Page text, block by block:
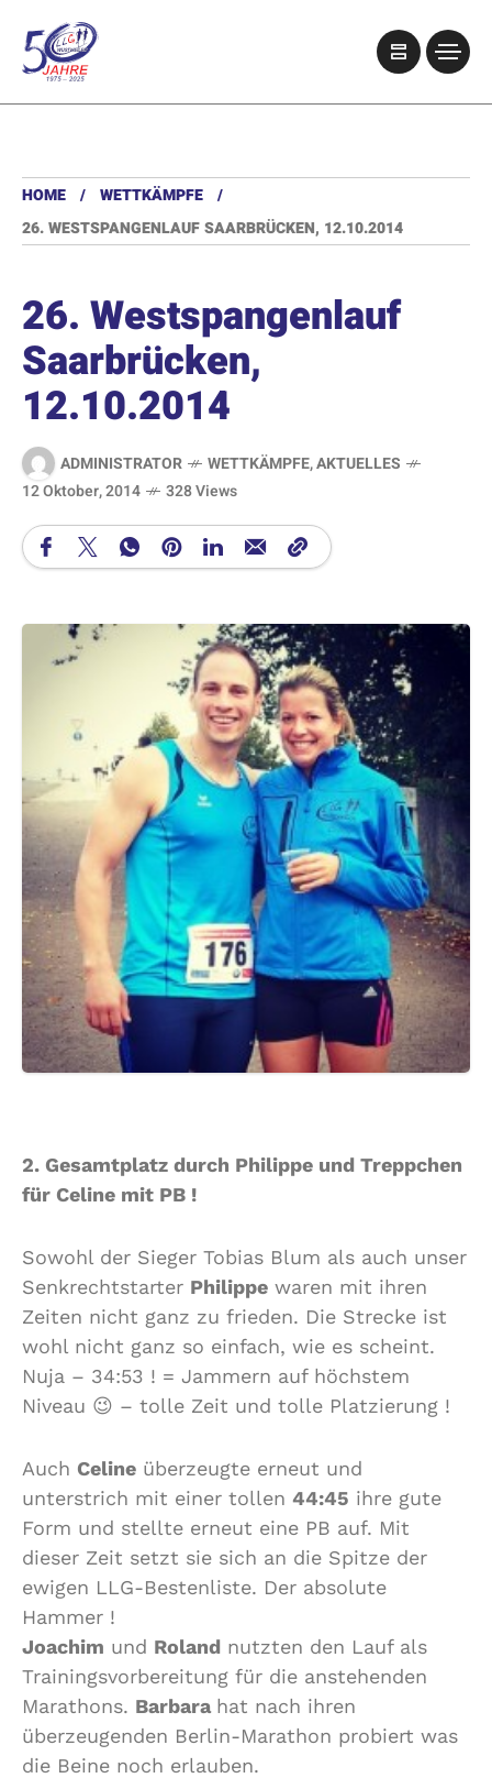
HOME
WETTKÄMPFE
26. WESTSPANGENLAUF SAARBRÜCKEN, 12.10.2014
26. Westspangenlauf
Saarbrücken,
12.10.2014
ADMINISTRATOR WETTKÄMPFE,AKTUELLES
12 Oktober, 2014
328 Views
2. Gesamtplatz durch Philippe und Treppchen
für Celine mit PB !
Sowohl der Sieger Tobias Blum als auch unser
Senkrechtstarter Philippe waren mit ihren
Zeiten nicht ganz zu frieden. Die Strecke ist
wohl nicht ganz so einfach, wie es scheint.
Nuja – 34:53 ! = Jammern auf höchstem
Niveau 😉 – tolle Zeit und tolle Platzierung !
Auch Celine überzeugte erneut und
unterstrich mit einer tollen 44:45 ihre gute
Form und stellte erneut eine PB auf. Mit
dieser Zeit setzt sie sich an die Spitze der
ewigen LLG-Bestenliste. Der absolute
Hammer !
Joachim und Roland nutzten den Lauf als
Trainingsvorbereitung für die anstehenden
Marathons. Barbara hat nach ihren
überzeugenden Berlin-Marathon probiert was
die Beine noch erlauben.